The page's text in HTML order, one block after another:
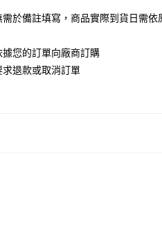
預購月份建議分開結帳，避免整筆
含以上)免運費
湖/金門/馬祖)(🔺不同預購月份建議
於備註填寫，商品實際到貨日需依
您的訂單向廠商訂購
退款或取消訂單